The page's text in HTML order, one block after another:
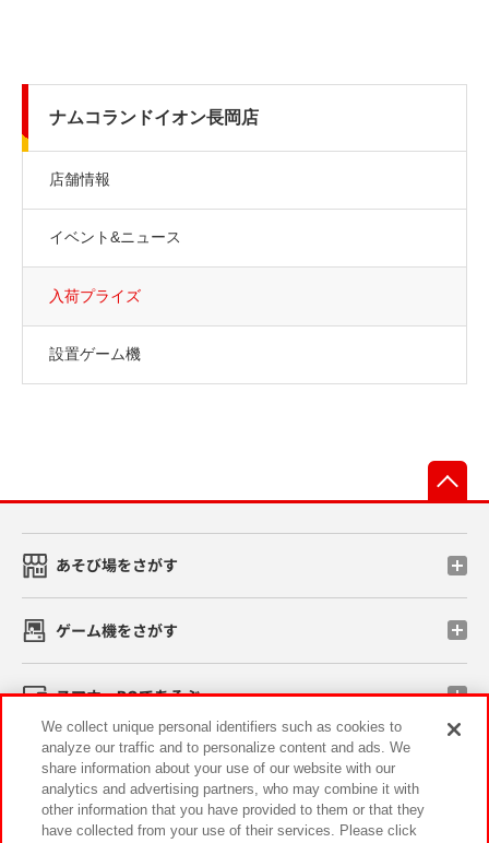
ナムコランドイオン長岡店
店舗情報
イベント&ニュース
入荷プライズ
設置ゲーム機
あそび場をさがす
ゲーム機をさがす
スマホ・PCであそぶ
イベント・キャンペーン
We collect unique personal identifiers such as cookies to
analyze our traffic and to personalize content and ads. We
share information about your use of our website with our
analytics and advertising partners, who may combine it with
other information that you have provided to them or that they
have collected from your use of their services. Please click